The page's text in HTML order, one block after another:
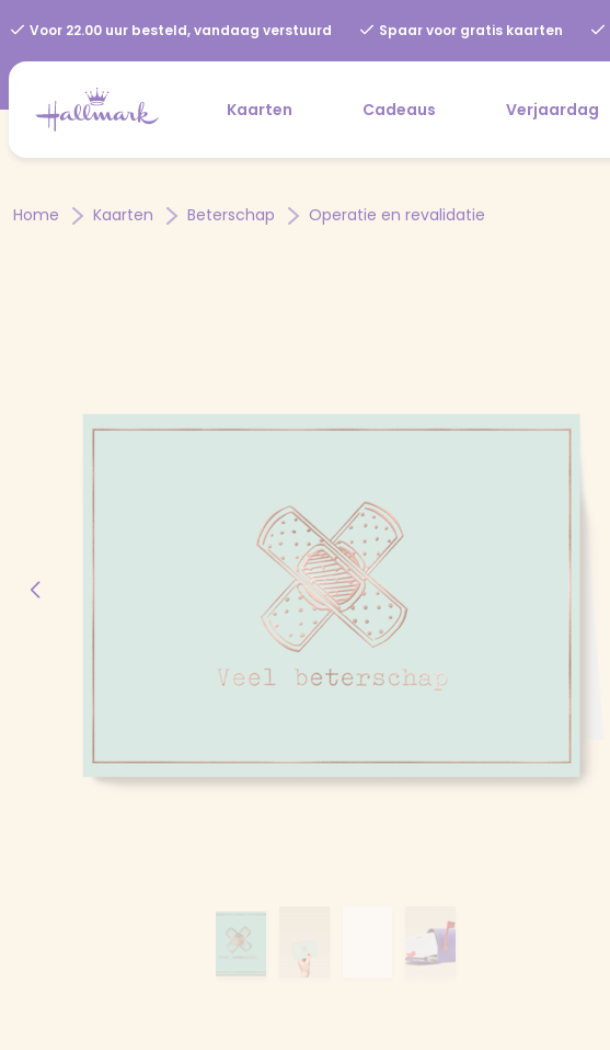
Voor 22.00 uur besteld, vandaag verstuurd Spaar voor gratis kaarten
Kaarten Cadeaus Verjaardag
Home Kaarten Beterschap Operatie en revalidatie